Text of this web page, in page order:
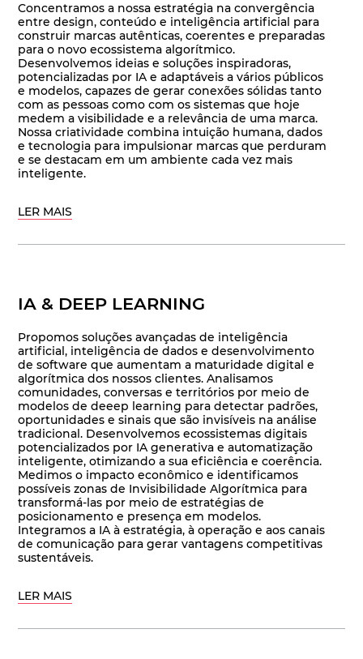
Concentramos a nossa estratégia na convergência
entre design, conteúdo e inteligência artificial para
construir marcas autênticas, coerentes e preparadas
para o novo ecossistema algorítmico.
Desenvolvemos ideias e soluções inspiradoras,
potencializadas por IA e adaptáveis a vários públicos
e modelos, capazes de gerar conexões sólidas tanto
com as pessoas como com os sistemas que hoje
medem a visibilidade e a relevância de uma marca.
Nossa criatividade combina intuição humana, dados
e tecnologia para impulsionar marcas que perduram
e se destacam em um ambiente cada vez mais
inteligente.
LER MAIS
IA & DEEP LEARNING
Propomos soluções avançadas de inteligência
artificial, inteligência de dados e desenvolvimento
de software que aumentam a maturidade digital e
algorítmica dos nossos clientes. Analisamos
comunidades, conversas e territórios por meio de
modelos de deeep learning para detectar padrões,
oportunidades e sinais que são invisíveis na análise
tradicional. Desenvolvemos ecossistemas digitais
potencializados por IA generativa e automatização
inteligente, otimizando a sua eficiência e coerência.
Medimos o impacto econômico e identificamos
possíveis zonas de Invisibilidade Algorítmica para
transformá-las por meio de estratégias de
posicionamento e presença em modelos.
Integramos a IA à estratégia, à operação e aos canais
de comunicação para gerar vantagens competitivas
sustentáveis.
LER MAIS